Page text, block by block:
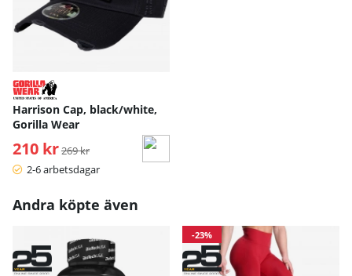
Harrison Cap, black/white,
Gorilla Wear
210 kr Ordinarie pris:
269 kr
2-6 arbetsdagar
Andra köpte även
-23%